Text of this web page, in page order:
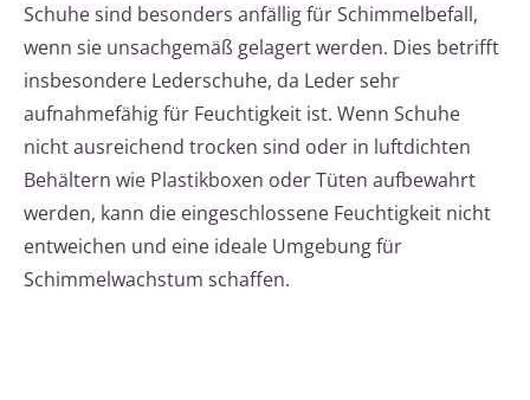
Schuhe sind besonders anfällig für Schimmelbefall,
wenn sie unsachgemäß gelagert werden. Dies betrifft
insbesondere Lederschuhe, da Leder sehr
aufnahmefähig für Feuchtigkeit ist. Wenn Schuhe
nicht ausreichend trocken sind oder in luftdichten
Behältern wie Plastikboxen oder Tüten aufbewahrt
werden, kann die eingeschlossene Feuchtigkeit nicht
entweichen und eine ideale Umgebung für
Schimmelwachstum schaffen.